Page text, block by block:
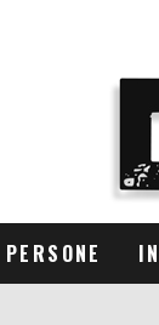
PERSONE